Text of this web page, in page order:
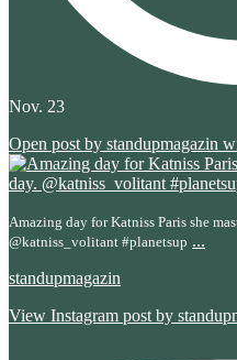
Nov. 23
Open post by standupmagazin
Amazing day for Katniss Paris she
@katniss_volitant #planetsup ...
standupmagazin
View Instagram post by